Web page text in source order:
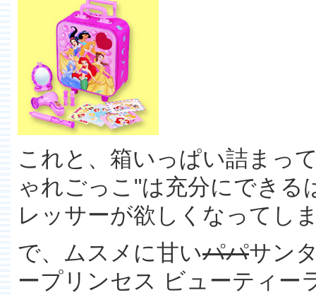
これと、箱いっぱい詰まっ
ゃれごっこ"は充分にできる
レッサーが欲しくなってし
で、ムスメに甘いパパサン
ープリンセス ビューティー